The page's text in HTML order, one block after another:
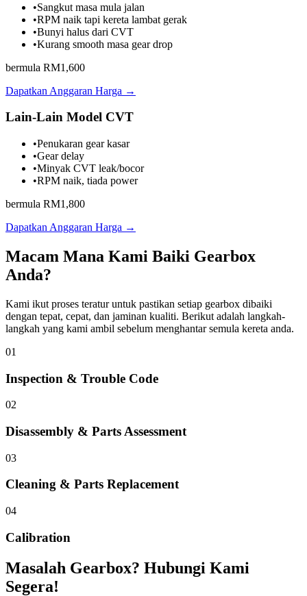
•Sangkut masa mula jalan
•RPM naik tapi kereta lambat gerak
•Bunyi halus dari CVT
•Kurang smooth masa gear drop
bermula RM1,600
Dapatkan Anggaran Harga →
Lain-Lain Model CVT
•Penukaran gear kasar
•Gear delay
•Minyak CVT leak/bocor
•RPM naik, tiada power
bermula RM1,800
Dapatkan Anggaran Harga →
Macam Mana Kami Baiki Gearbox
Anda?
Kami ikut proses teratur untuk pastikan setiap gearbox dibaiki
dengan tepat, cepat, dan jaminan kualiti. Berikut adalah langkah-
langkah yang kami ambil sebelum menghantar semula kereta anda.
01
Inspection & Trouble Code
02
Disassembly & Parts Assessment
03
Cleaning & Parts Replacement
04
Calibration
Masalah Gearbox? Hubungi Kami
Segera!